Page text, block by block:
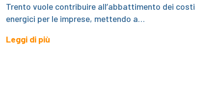
Trento vuole contribuire all’abbattimento dei costi
energici per le imprese, mettendo a…
Leggi di più